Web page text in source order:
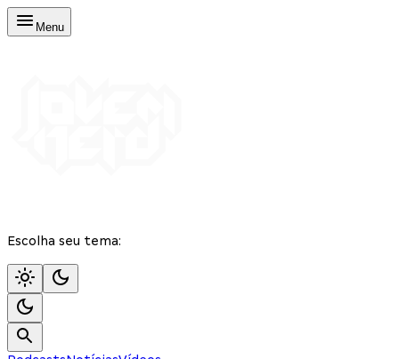
Menu
Escolha seu tema: